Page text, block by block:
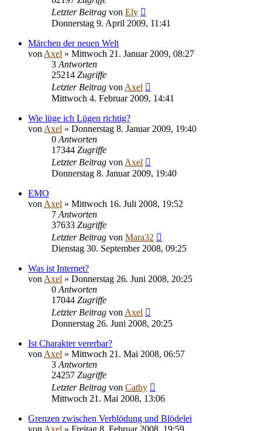
Letzter Beitrag von Ely
Donnerstag 9. April 2009, 11:41
Märchen der neuen Welt
vonAxel » Mittwoch 21. Januar 2009, 08:27
3 Antworten
25214 Zugriffe
Letzter Beitrag vonAxel
Mittwoch 4. Februar 2009, 14:41
Wie lüge ich Lügen richtig?
vonAxel » Donnerstag 8. Januar 2009, 19:40
0 Antworten
17344 Zugriffe
Letzter Beitrag vonAxel
Donnerstag 8. Januar 2009, 19:40
EMO
vonAxel » Mittwoch 16. Juli 2008, 19:52
7 Antworten
37633 Zugriffe
Letzter Beitrag von Mara32
Dienstag 30. September 2008, 09:25
Was ist Internet?
vonAxel » Donnerstag 26. Juni 2008, 20:25
0 Antworten
17044 Zugriffe
Letzter Beitrag vonAxel
Donnerstag 26. Juni 2008, 20:25
Ist Charakter vererbar?
vonAxel » Mittwoch 21. Mai 2008, 06:57
3 Antworten
24257 Zugriffe
Letzter Beitrag von Cathy
Mittwoch 21. Mai 2008, 13:06
Grenzen zwischen Verblödung und Blödelei